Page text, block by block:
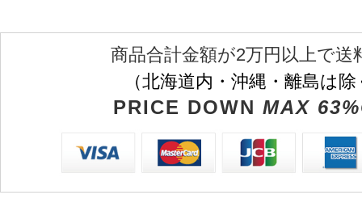
商品合計金額が2万円以上で送
（北海道内・沖縄・離島は
PRICE DOWN MAX